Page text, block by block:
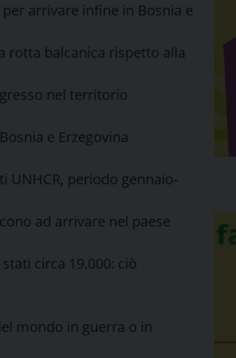
arrivare infine in Bosnia e
rotta balcanica rispetto alla
nel territorio
e Erzegovina
UNHCR, periodo gennaio-
ad arrivare nel paese
circa 19.000: ciò
mondo in guerra o in